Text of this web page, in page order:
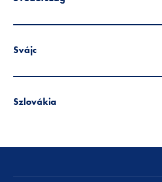
Svájc
Szlovákia